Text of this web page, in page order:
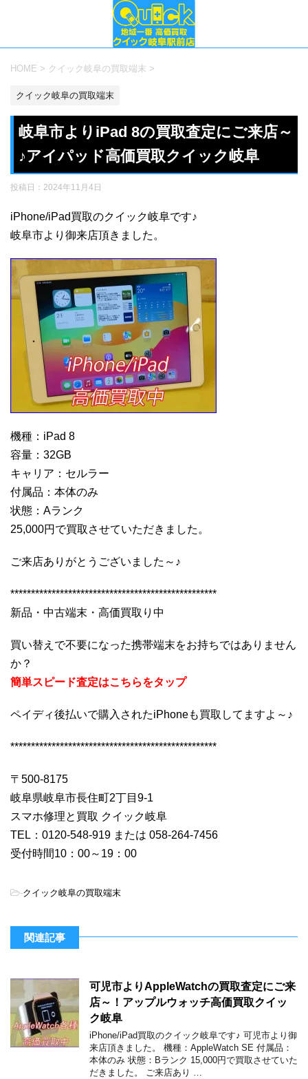
HOME > クイック岐阜の買取端末 >
クイック岐阜の買取端末
岐阜市よりiPad 8の買取査定にご来店～
♪アイパッド高価買取クイック岐阜
投稿日： 2024年11月4日
iPhone/iPad買取のクイック岐阜です♪
岐阜市より御来店頂きました。
機種：iPad 8
容量：32GB
キャリア：セルラー
付属品：本体のみ
状態：Aランク
25,000円で買取させていただきました。
ご来店ありがとうございました～♪
**************************************************
新品・中古端末・高価買取り中
買い替えで不要になった携帯端末をお持ちではありません
か？
簡単スピード査定はこちらをタップ
ペイディ後払いで購入されたiPhoneも買取してますよ～♪
**************************************************
〒500-8175
岐阜県岐阜市長住町2丁目9-1
スマホ修理と買取 クイック岐阜
TEL：0120-548-919 または 058-264-7456
受付時間10：00～19：00
-クイック岐阜の買取端末
関連記事
可児市よりAppleWatchの買取査定にご来
店～！アップルウォッチ高価買取クイッ
ク岐阜
iPhone/iPad買取のクイック岐阜です♪ 可児市より御
来店頂きました。 機種：AppleWatch SE 付属品：
本体のみ 状態：Bランク 15,000円で買取させていた
だきました。 ご来店あり …